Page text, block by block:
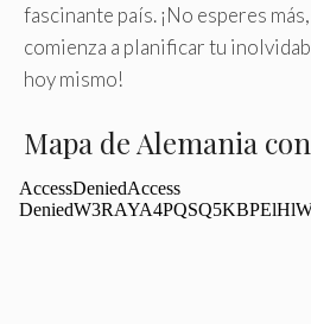
fascinante país. ¡No esperes
comienza a planificar tu
hoy mismo!
Mapa de Alemania